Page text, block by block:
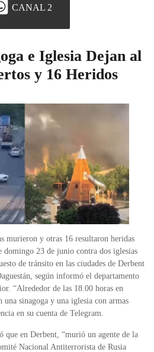
CANAL 2
e Iglesia Dejan al
y 16 Heridos
murieron y otras 16 resultaron heridas
domingo 23 de junio contra dos iglesias
de tránsito en las ciudades de Derbent
según informó el departamento
“Alrededor de las 18.00 horas en
sinagoga y una iglesia con armas
en su cuenta de Telegram.
en Derbent, “murió un agente de la
Nacional Antiterrorista de Rusia